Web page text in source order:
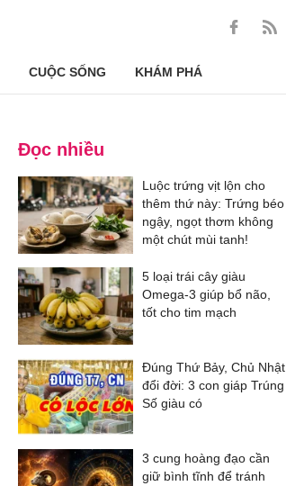
CUỘC SỐNG KHÁM PHÁ
Đọc nhiều
Luộc trứng vịt lộn cho
thêm thứ này: Trứng béo
ngậy, ngọt thơm không
một chút mùi tanh!
5 loại trái cây giàu
Omega-3 giúp bổ não,
tốt cho tim mạch
Đúng Thứ Bảy, Chủ Nhật
đổi đời: 3 con giáp Trúng
Số giàu có
3 cung hoàng đạo cần
giữ bình tĩnh để tránh